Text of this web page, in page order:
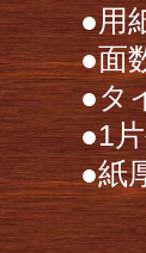
●用
●面
●タ
●1
●紙